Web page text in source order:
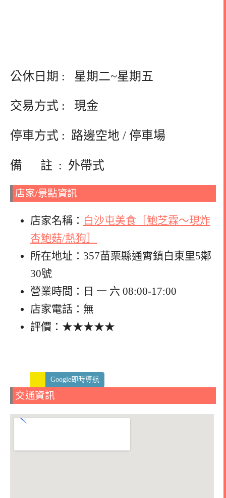
公休日期 : 星期二~星期五
交易方式 : 現金
停車方式 : 路邊空地 / 停車場
備 註 : 外帶式
店家/景點資訊
店家名稱： 白沙屯美食［鮑芝霖～現炸
杏鮑菇/熱狗］
所在地址：357苗栗縣通霄鎮白東里5鄰
30號
營業時間：日 一 六 08:00-17:00
店家電話：無
評價：★★★★★
Google即時導航
交通資訊